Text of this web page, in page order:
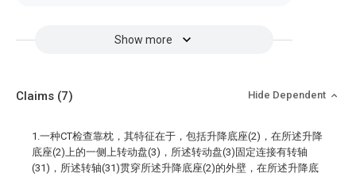
Show more
Claims (7) Hide Dependent
1.一种CT检查靠枕，其特征在于，包括升降底座(2)，在所述升降
底座(2)上的一侧上转动盘(3)，所述转动盘(3)固定连接有转轴
(31)，所述转轴(31)贯穿所述升降底座(2)的外壁，在所述升降底